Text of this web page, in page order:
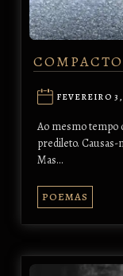
COMPACTO
FEVEREIRO 3,
Ao mesmo tempo
predileto.
Mas…
POEMAS